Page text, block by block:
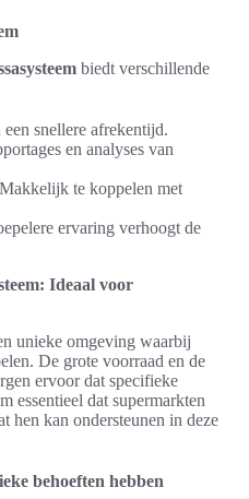
biedt verschillende
snellere afrekentijd.
en analyses van
te koppelen met
ervaring verhoogt de
Ideaal voor
unieke omgeving waarbij
De grote voorraad en de
ervoor dat specifieke
essentieel dat supermarkten
hen kan ondersteunen in deze
behoeften hebben